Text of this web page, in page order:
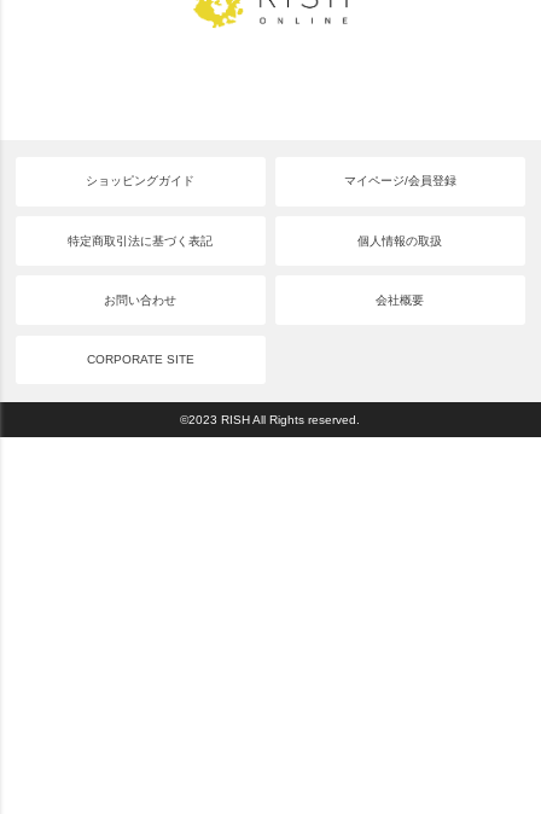
ショッピングガイド マイページ/会員登録
特定商取引法に基づく表記 個人情報の取扱
お問い合わせ 会社概要
CORPORATE SITE
©2023 RISH All Rights reserved.